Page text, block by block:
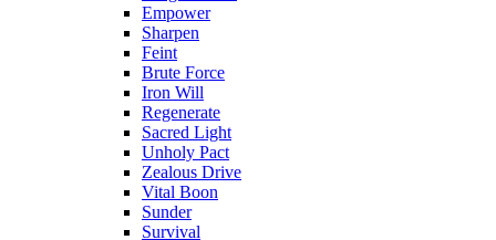
Empower
Sharpen
Feint
Brute Force
Iron Will
Regenerate
Sacred Light
Unholy Pact
Zealous Drive
Vital Boon
Sunder
Survival